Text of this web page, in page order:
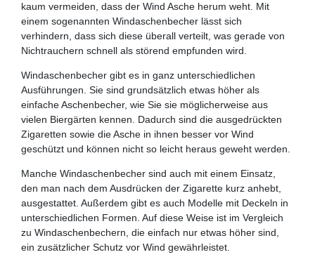
kaum vermeiden, dass der Wind Asche herum weht. Mit
einem sogenannten Windaschenbecher lässt sich
verhindern, dass sich diese überall verteilt, was gerade von
Nichtrauchern schnell als störend empfunden wird.
Windaschenbecher gibt es in ganz unterschiedlichen
Ausführungen. Sie sind grundsätzlich etwas höher als
einfache Aschenbecher, wie Sie sie möglicherweise aus
vielen Biergärten kennen. Dadurch sind die ausgedrückten
Zigaretten sowie die Asche in ihnen besser vor Wind
geschützt und können nicht so leicht heraus geweht werden.
Manche Windaschenbecher sind auch mit einem Einsatz,
den man nach dem Ausdrücken der Zigarette kurz anhebt,
ausgestattet. Außerdem gibt es auch Modelle mit Deckeln in
unterschiedlichen Formen. Auf diese Weise ist im Vergleich
zu Windaschenbechern, die einfach nur etwas höher sind,
ein zusätzlicher Schutz vor Wind gewährleistet.